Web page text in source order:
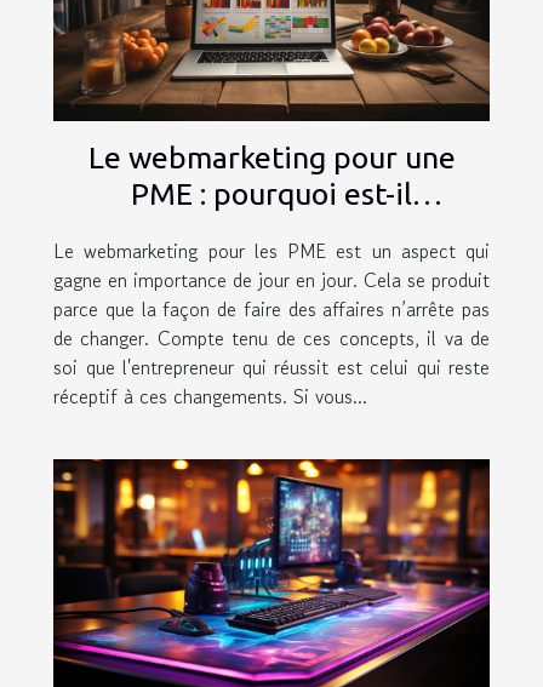
Le webmarketing pour une
PME : pourquoi est-il
Le webmarketing pour les PME est un aspect qui
gagne en importance de jour en jour. Cela se produit
parce que la façon de faire des affaires n’arrête pas
de changer. Compte tenu de ces concepts, il va de
soi que l'entrepreneur qui réussit est celui qui reste
réceptif à ces changements. Si vous...